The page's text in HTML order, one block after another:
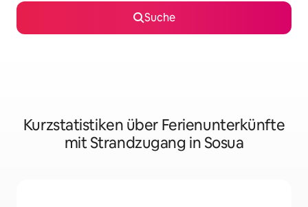
Suche
Kurzstatistiken über Ferienunterkünfte
mit Strandzugang in Sosua